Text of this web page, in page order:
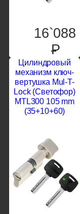
16`088
P
Цилиндровый
механизм ключ-
вертушка Mul-T-
Lock (Светофор)
MTL300 105 mm
(35+10+60)